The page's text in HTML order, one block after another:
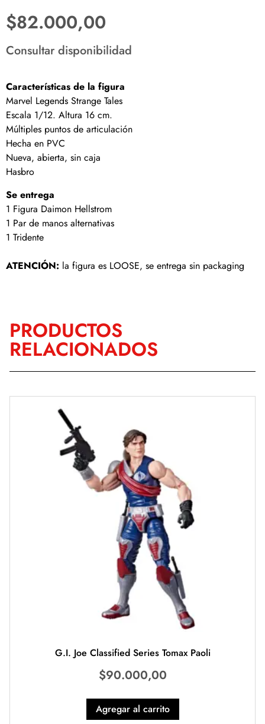
$82.000,00
Consultar disponibilidad
Características de la figura
Marvel Legends Strange Tales
Escala 1/12. Altura 16 cm.
Múltiples puntos de articulación
Hecha en PVC
Nueva, abierta, sin caja
Hasbro
Se entrega
1 Figura Daimon Hellstrom
1 Par de manos alternativas
1 Tridente
ATENCIÓN: la figura es LOOSE, se entrega sin packaging
PRODUCTOS
RELACIONADOS
G.I. Joe Classified Series Tomax Paoli
$90.000,00
Agregar al carrito